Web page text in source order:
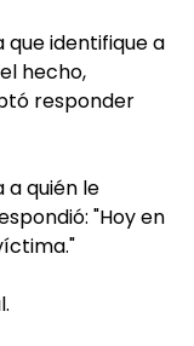
que identifique a
hecho,
responder
quién le
"Hoy en